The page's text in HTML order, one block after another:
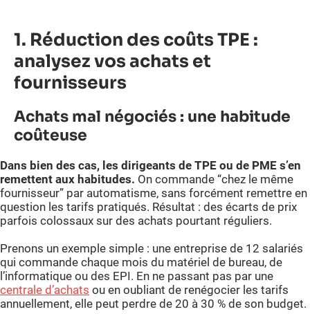
1. Réduction des coûts TPE :
analysez vos achats et
fournisseurs
Achats mal négociés : une habitude
coûteuse
Dans bien des cas, les dirigeants de TPE ou de PME s’en
remettent aux habitudes. On commande “chez le même
fournisseur” par automatisme, sans forcément remettre en
question les tarifs pratiqués. Résultat : des écarts de prix
parfois colossaux sur des achats pourtant réguliers.
Prenons un exemple simple : une entreprise de 12 salariés
qui commande chaque mois du matériel de bureau, de
l’informatique ou des EPI. En ne passant pas par une
centrale d’achats ou en oubliant de renégocier les tarifs
annuellement, elle peut perdre de 20 à 30 % de son budget.